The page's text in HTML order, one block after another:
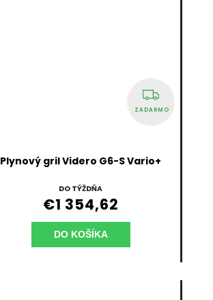
ZADARMO
Plynový gril Videro G6-S Vario+
DO TÝŽDŇA
€1 354,62
DO KOŠÍKA